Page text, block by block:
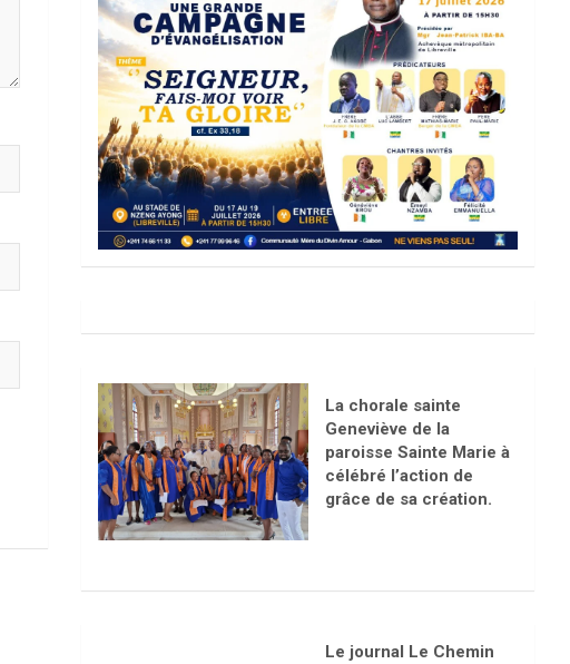
La chorale sainte
Geneviève de la
paroisse Sainte Marie à
célébré l’action de
grâce de sa création.
Le journal Le Chemin